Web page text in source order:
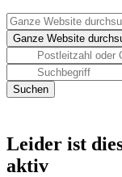
Leider ist
aktiv